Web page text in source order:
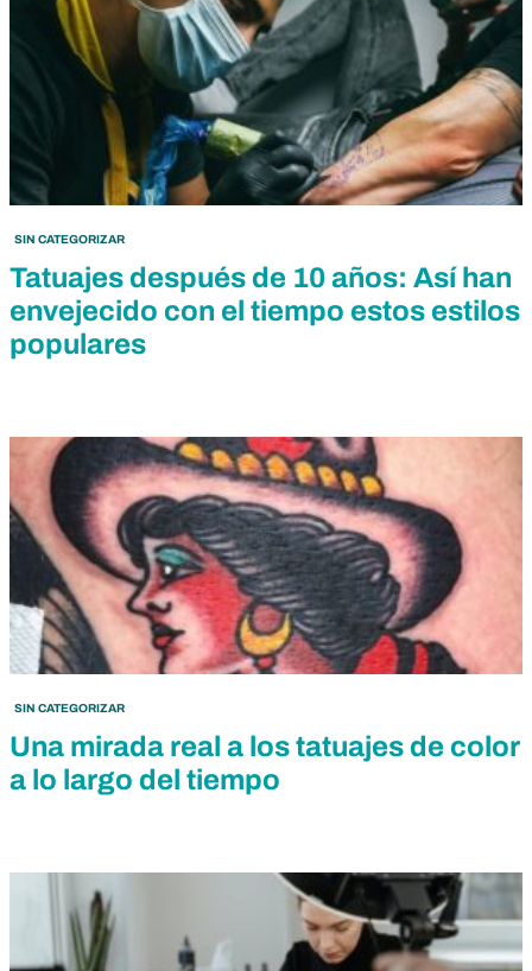
SIN CATEGORIZAR
Tatuajes después de 10 años: Así han
envejecido con el tiempo estos estilos
populares
SIN CATEGORIZAR
Una mirada real a los tatuajes de color
a lo largo del tiempo